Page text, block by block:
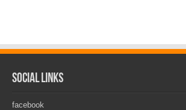
Social Links
facebook